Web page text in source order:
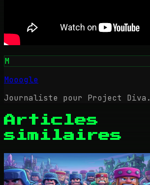
M
Mooogle
Journaliste pour Project Diva.
Articles
similaires